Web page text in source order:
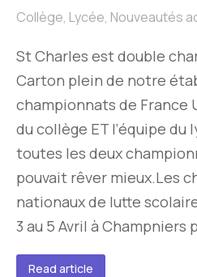
Collège, Lycée, Nouveautés
St Charles est double
Carton plein de notre
championnats de France
du collège ET l’équipe
toutes les deux
pouvait rêver mieux.Les
nationaux de lutte
3 au 5 Avril à Champniers
Read article